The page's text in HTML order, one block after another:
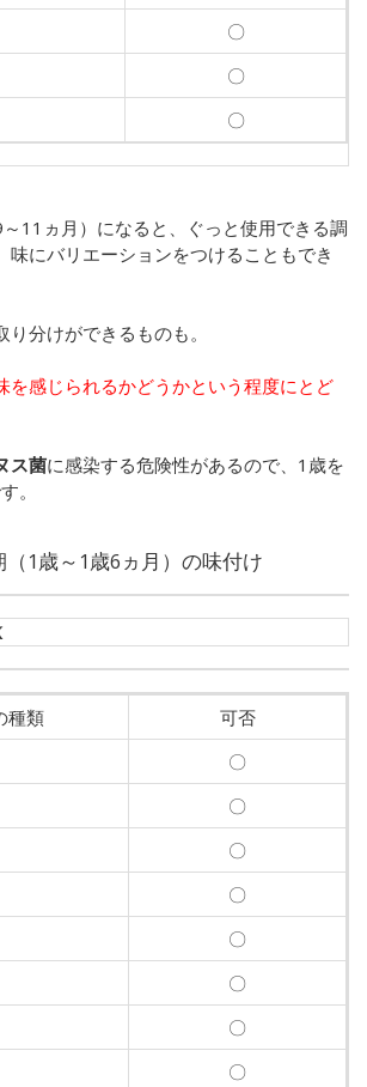
〇
〇
〇
11ヵ月）になると、ぐっと使用できる調
味にバリエーションをつけることもでき
分けができるものも。
を感じられるかどうかという程度にとど
ス菌に感染する危険性があるので、1歳を
。
1歳～1歳6ヵ月）の味付け
種類
可否
〇
〇
〇
〇
〇
〇
〇
〇